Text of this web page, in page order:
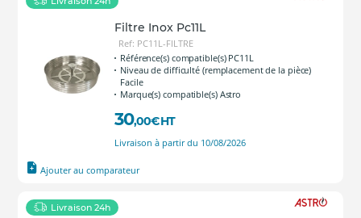
Filtre Inox Pc11L
Ref: PC11L-FILTRE
Référence(s) compatible(s) PC11L
Niveau de difficulté (remplacement de la pièce)
Facile
Marque(s) compatible(s) Astro
30,00€HT
Livraison à partir du 10/08/2026
Ajouter au comparateur
Livraison 24h